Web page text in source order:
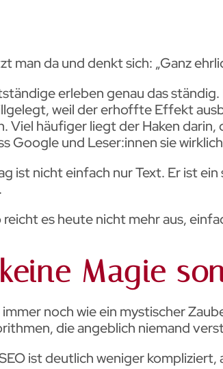
man da und denkt sich: „Ganz
erleben genau das
weil der erhoffte Effekt
Viel häufiger liegt der Haken
Google und Leser:innen sie
ist nicht einfach nur Text. Er ist
es heute nicht mehr aus,
Magie
noch wie ein mystischer
die angeblich niemand
SEO ist deutlich weniger kompliziert,